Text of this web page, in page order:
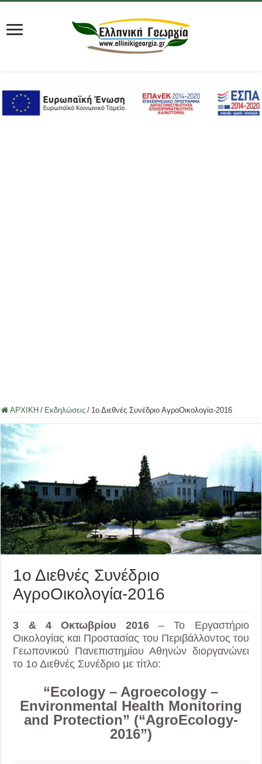
ΑΡΧΙΚΗ / Εκδηλώσεις / 1ο Διεθνές Συνέδριο ΑγροΟικολογία-2016
1ο Διεθνές Συνέδριο
ΑγροΟικολογία-2016
3 & 4 Οκτωβρίου 2016– Το Εργαστήριο
Οικολογίας και Προστασίας του Περιβάλλοντος του
Γεωπονικού Πανεπιστημίου Αθηνών διοργανώνει
το 1ο Διεθνές Συνέδριο με τίτλο:
“Ecology – Agroecology –
Environmental Health Monitoring
and Protection” (“AgroEcology-
2016”)